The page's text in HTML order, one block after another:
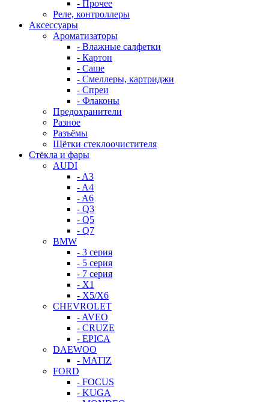
- Прочее
Реле, контроллеры
Аксессуары
Ароматизаторы
- Влажные салфетки
- Картон
- Саше
- Смеллеры, картриджи
- Спреи
- Флаконы
Предохранители
Разное
Разъёмы
Щётки стеклоочистителя
Стёкла и фары
AUDI
- A3
- A4
- A6
- Q3
- Q5
- Q7
BMW
- 3 серия
- 5 серия
- 7 серия
- X1
- X5/X6
CHEVROLET
- AVEO
- CRUZE
- EPICA
DAEWOO
- MATIZ
FORD
- FOCUS
- KUGA